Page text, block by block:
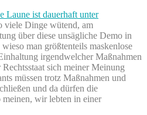
Laune ist dauerhaft unter
viele Dinge wütend, am
über diese unsägliche Demo in
man größtenteils maskenlose
irgendwelcher Maßnahmen
sich meiner Meinung
müssen trotz Maßnahmen und
und da dürfen die
meinen, wir lebten in einer